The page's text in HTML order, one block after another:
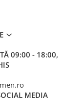
09:00 - 18:00,
MEDIA